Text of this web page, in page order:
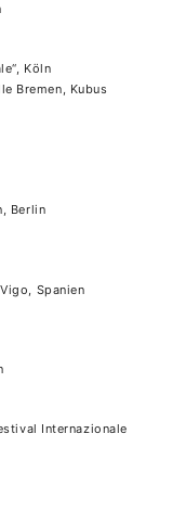
Köln
Bremen, Kubus
Berlin
Spanien
Internazionale